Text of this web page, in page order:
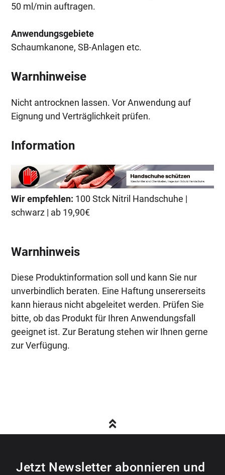
50 ml/min auftragen.
Anwendungsgebiete
Schaumkanone, SB-Anlagen etc.
Warnhinweise
Nicht antrocknen lassen. Vor Anwendung auf
Eignung und Verträglichkeit prüfen.
Information
Wir empfehlen: 100 Stck Nitril Handschuhe |
schwarz | ab 19,90€
Warnhinweis
Diese Produktinformation soll und kann Sie nur
unverbindlich beraten. Eine Haftung unsererseits
kann hieraus nicht abgeleitet werden. Prüfen Sie
bitte, ob das Produkt für Ihren Anwendungsfall
geeignet ist. Zur Beratung stehen wir Ihnen gerne
zur Verfügung.
Jetzt Newsletter abonnieren und